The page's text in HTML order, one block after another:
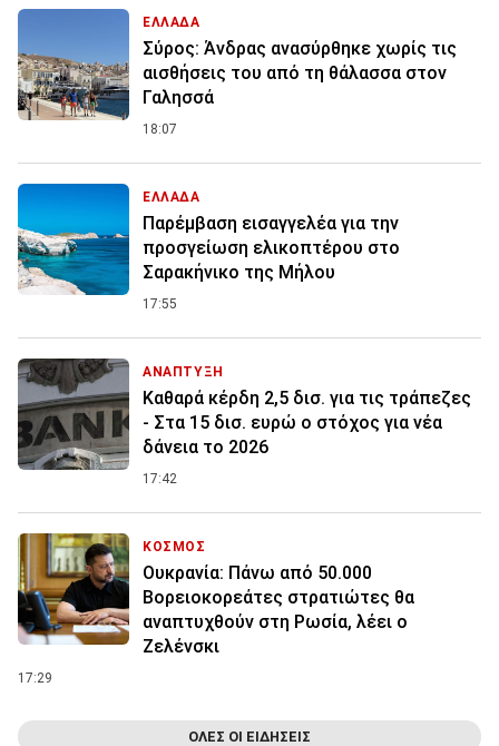
ΕΛΛΑΔΑ
Σύρος: Άνδρας ανασύρθηκε χωρίς τις
αισθήσεις του από τη θάλασσα στον
Γαλησσά
18:07
ΕΛΛΑΔΑ
Παρέμβαση εισαγγελέα για την
προσγείωση ελικοπτέρου στο
Σαρακήνικο της Μήλου
17:55
ΑΝΑΠΤΥΞΗ
Καθαρά κέρδη 2,5 δισ. για τις τράπεζες
- Στα 15 δισ. ευρώ ο στόχος για νέα
δάνεια το 2026
17:42
ΚΟΣΜΟΣ
Ουκρανία: Πάνω από 50.000
Βορειοκορεάτες στρατιώτες θα
αναπτυχθούν στη Ρωσία, λέει ο
Ζελένσκι
17:29
ΟΛΕΣ ΟΙ ΕΙΔΗΣΕΙΣ